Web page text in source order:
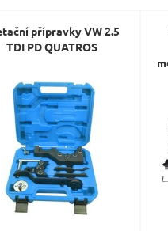
přípravky VW 2.5
TDI PD QUATROS